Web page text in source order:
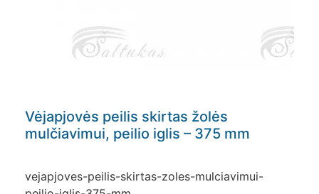
Vėjapjovės peilis skirtas žolės
mulčiavimui, peilio iglis – 375 mm
vejapjoves-peilis-skirtas-zoles-mulciavimui-